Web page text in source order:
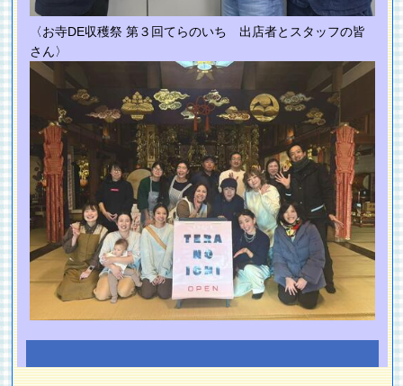
〈お寺DE収穫祭 第３回てらのいち 出店者とスタッフの皆
さん〉